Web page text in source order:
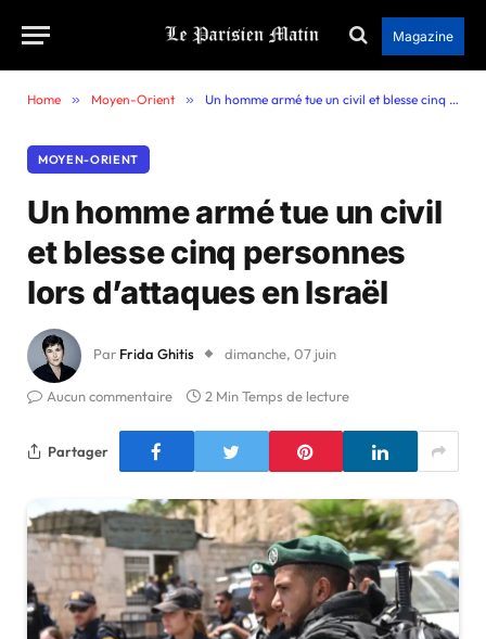
Magazine
Home » Moyen-Orient » Un homme armé tue un civil et blesse cinq personnes lors d’attaques en Israël
MOYEN-ORIENT
Un homme armé tue un civil
et blesse cinq personnes
lors d’attaques en Israël
Par Frida Ghitis dimanche, 07 juin
Aucun commentaire 2 Min Temps de lecture
Partager